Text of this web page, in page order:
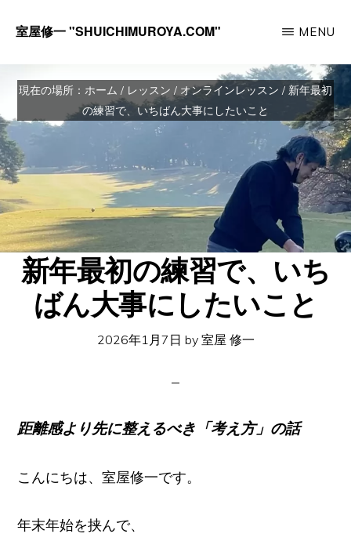
content
室屋修一 "SHUICHIMUROYA.COM"
ル
コ
ー
チ
室
屋
修
一
MENU
現在の場所： ホーム / レッスン / オンラインレッスン / 新年最初
の練習で、いちばん大事にしたいこと
新年最初の練習で、いち
ばん大事にしたいこと
2026年1月7日 by 室屋 修一
距離感より先に整えるべき「考え方」の話
こんにちは、室屋修一です。
年末年始を挟んで、